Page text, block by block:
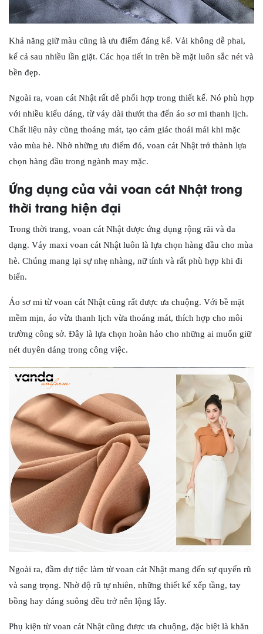
Khả năng giữ màu cũng là ưu điểm đáng kể. Vải không dễ phai,
kể cả sau nhiều lần giặt. Các họa tiết in trên bề mặt luôn sắc nét và
bền đẹp.
Ngoài ra, voan cát Nhật rất dễ phối hợp trong thiết kế. Nó phù hợp
với nhiều kiểu dáng, từ váy dài thướt tha đến áo sơ mi thanh lịch.
Chất liệu này cũng thoáng mát, tạo cảm giác thoải mái khi mặc
vào mùa hè. Nhờ những ưu điểm đó, voan cát Nhật trở thành lựa
chọn hàng đầu trong ngành may mặc.
Ứng dụng của vải voan cát Nhật trong
thời trang hiện đại
Trong thời trang, voan cát Nhật được ứng dụng rộng rãi và đa
dạng. Váy maxi voan cát Nhật luôn là lựa chọn hàng đầu cho mùa
hè. Chúng mang lại sự nhẹ nhàng, nữ tính và rất phù hợp khi đi
biển.
Áo sơ mi từ voan cát Nhật cũng rất được ưa chuộng. Với bề mặt
mềm mịn, áo vừa thanh lịch vừa thoáng mát, thích hợp cho môi
trường công sở. Đây là lựa chọn hoàn hảo cho những ai muốn giữ
nét duyên dáng trong công việc.
Ngoài ra, đầm dự tiệc làm từ voan cát Nhật mang đến sự quyến rũ
và sang trọng. Nhờ độ rũ tự nhiên, những thiết kế xếp tầng, tay
bồng hay dáng suông đều trở nên lộng lẫy.
Phụ kiện từ voan cát Nhật cũng được ưa chuộng, đặc biệt là khăn